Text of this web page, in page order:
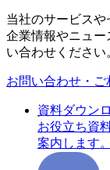
当社のサービス
企業情報やニュー
い合わせください
お問い合わせ・ご
資料ダウン
お役立ち資
案内します。